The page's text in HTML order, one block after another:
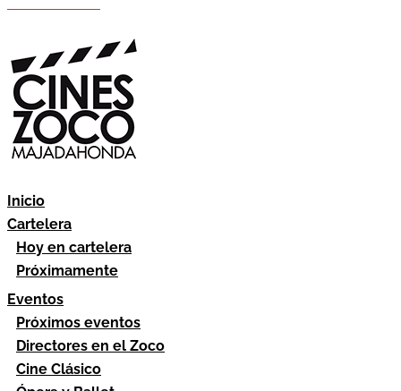
Inicio
Cartelera
Hoy en cartelera
Próximamente
Eventos
Próximos eventos
Directores en el Zoco
Cine Clásico